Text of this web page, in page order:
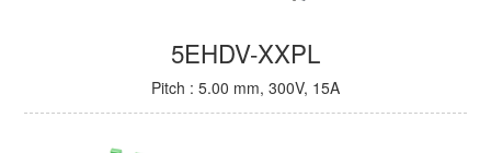
5EHDV-XXPL
Pitch : 5.00 mm, 300V, 15A